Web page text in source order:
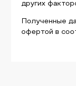
других
Полученные
офертой в